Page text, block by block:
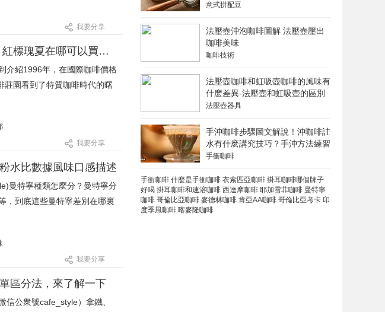
我要分享
瑰夏咖啡藍標綠標紅標價格風味描述區別 紅標瑰夏在哪可以買到介紹
介紹1996年，在國際咖啡價格
莊園看到了特質咖啡時代的曙
我要分享
水比數據風味口感描述
曼特寧種類怎麼分？曼特寧分
，到底這些曼特寧差別在哪裏
我要分享
區分法，來了解一下
公衆號cafe_style）拿鐵、
意式拼配豆
法壓壺沖泡咖啡圖解 法壓壺壓出
咖啡美味
咖啡技術
法壓壺咖啡和虹吸壺咖啡的風味有
什麽差異-法壓壺和虹吸壺的區別
法壓壺器具
手沖咖啡步驟圖文解說！沖咖啡註
水有什麽講究技巧？手沖方法練習
手衝咖啡
手衝咖啡 什麼是手衝咖啡 衣索匹亞咖啡 掛耳咖啡哪個牌子
好喝 掛耳咖啡和速溶咖啡 西達摩咖啡 耶加雪菲咖啡 曼特寧
咖啡 哥倫比亞咖啡 麥德林咖啡 肯亞AA咖啡 哥倫比亞考卡 印
度季風咖啡 喀麥隆咖啡